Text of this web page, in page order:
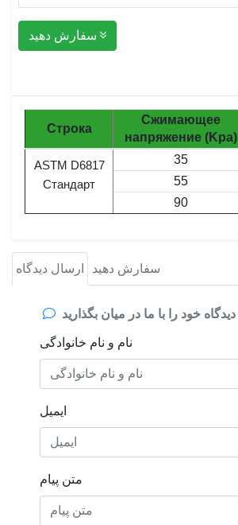
سفارش دهید
Строка
Сжимающее
напряжение (Kpa)
ASTM D6817
Стандарт
35
55
90
ارسال دیدگاه سفارش دهید
دیدگاه خود را با ما در میان بگذارید
نام و نام خانوادگی
ایمیل
متن پیام